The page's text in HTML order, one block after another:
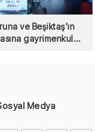
ve Beşiktaş’ın
gayrimenkul
Medya